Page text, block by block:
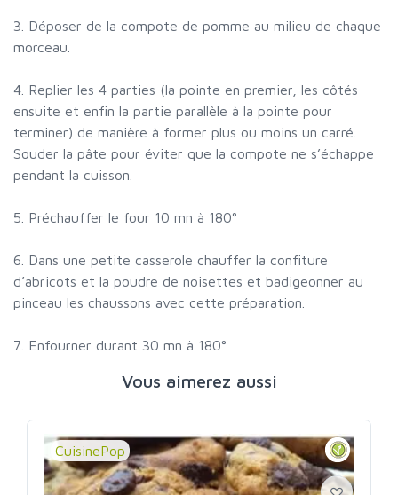
3. Déposer de la compote de pomme au milieu de chaque
morceau.
4. Replier les 4 parties (la pointe en premier, les côtés
ensuite et enfin la partie parallèle à la pointe pour
terminer) de manière à former plus ou moins un carré.
Souder la pâte pour éviter que la compote ne s’échappe
pendant la cuisson.
5. Préchauffer le four 10 mn à 180°
6. Dans une petite casserole chauffer la confiture
d’abricots et la poudre de noisettes et badigeonner au
pinceau les chaussons avec cette préparation.
7. Enfourner durant 30 mn à 180°
Vous aimerez aussi
CuisinePop